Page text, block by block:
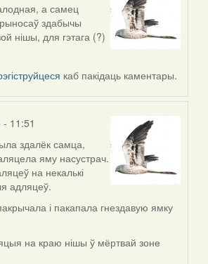
а самец
здабычы
нішы, для гэтага (?)
каб пакідаць каментары.
11:51
здалёк самца,
яму насустрач.
на некалькі
адляцеў.
і пакапала гнездавую ямку
на краю нішы ў мёртвай зоне